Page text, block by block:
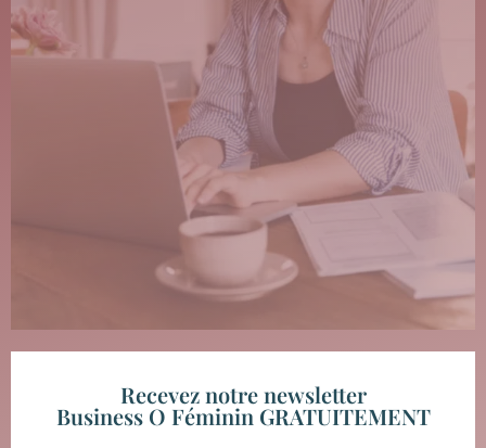
Recevez notre newsletter
Business O Féminin GRATUITEMENT